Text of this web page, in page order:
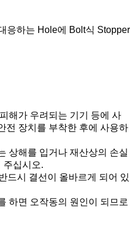
응하는 Hole에 Bolt식 Stopper
해가 우려되는 기기 등에 사
전 장치를 부착한 후에 사용하
상해를 입거나 재산상의 손실
주십시오.
드시 결선이 올바르게 되어 있
하면 오작동의 원인이 되므로